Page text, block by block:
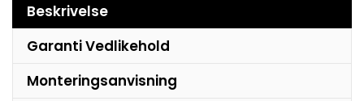
Beskrivelse
Garanti Vedlikehold
Monteringsanvisning